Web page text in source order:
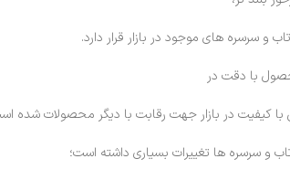
و سرسره های موجود در بازار قرار دارد.
با دقت در
کیفیت در بازار جهت رقابت با دیگر محصولات شده
و سرسره ها تغییرات بسیاری داشته است؛